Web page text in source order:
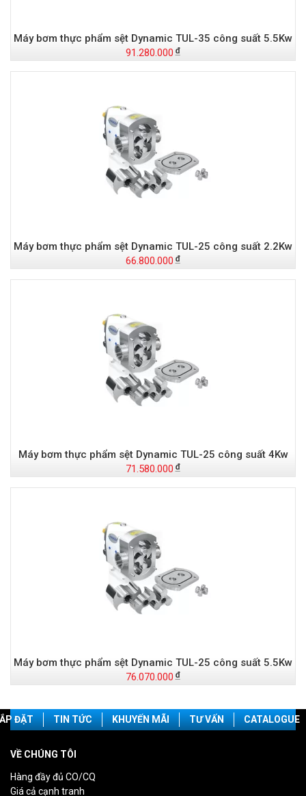
Máy bơm thực phẩm sệt Dynamic TUL-35 công suất 5.5Kw
91.280.000
Máy bơm thực phẩm sệt Dynamic TUL-25 công suất 2.2Kw
66.800.000
Máy bơm thực phẩm sệt Dynamic TUL-25 công suất 4Kw
71.580.000
Máy bơm thực phẩm sệt Dynamic TUL-25 công suất 5.5Kw
76.070.000
ĐẶT TIN TỨC KHUYẾN MÃI TƯ VẤN CATALOGUE
VỀ CHÚNG TÔI
Hàng đầy đủ CO/CQ
Giá cả cạnh tranh